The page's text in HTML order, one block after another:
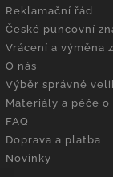
Reklamační řád
České puncovní
Vrácení a výměna
O nás
Výběr správné
Materiály a péče o
FAQ
Doprava a platba
Novinky